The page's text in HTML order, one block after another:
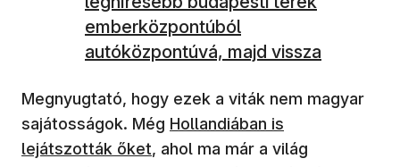
emberközpontúból
autóközpontúvá, majd vissza
Megnyugtató, hogy ezek a viták nem magyar
sajátosságok. Még Hollandiában is
lejátszották őket, ahol ma már a világ